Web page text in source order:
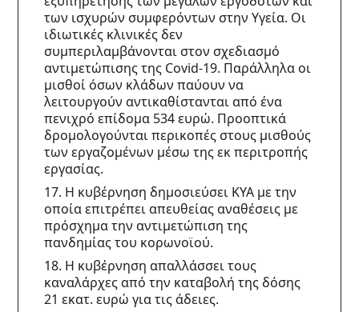
των ισχυρών συμφερόντων στην Υγεία. Οι
ιδιωτικές κλινικές δεν
συμπεριλαμβάνονται στον σχεδιασμό
αντιμετώπισης της Covid-19. Παράλληλα οι
μισθοί όσων κλάδων παύουν να
λειτουργούν αντικαθίστανται από ένα
πενιχρό επίδομα 534 ευρώ. Προοπτικά
δρομολογούνται περικοπές στους μισθούς
των εργαζομένων μέσω της εκ περιτροπής
εργασίας.
17. Η κυβέρνηση δημοσιεύσει ΚΥΑ με την
οποία επιτρέπει απευθείας αναθέσεις με
πρόσχημα την αντιμετώπιση της
πανδημίας του κορωνοϊού.
18. Η κυβέρνηση απαλλάσσει τους
καναλάρχες από την καταβολή της δόσης
21 εκατ. ευρώ για τις άδειες.